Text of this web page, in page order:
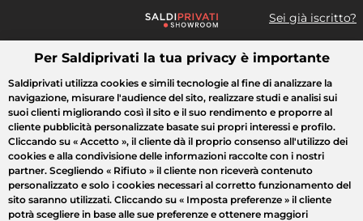
Sei già iscritto?
Cosa cerchi?
Tutte le vendite Moda Casa Bellezza Elettrodomestici
Per Saldiprivati la tua privacy è importante
Saldiprivati utilizza cookies e simili tecnologie al fine di analizzare la
navigazione, misurare l'audience del sito, realizzare studi e analisi sui
suoi clienti migliorando così il sito e il suo rendimento e proporre al
cliente pubblicità personalizzate basate sui propri interessi e profilo.
Cliccando su « Accetto », il cliente dà il proprio consenso all'utilizzo dei
cookies e alla condivisione delle informazioni raccolte con i nostri
partner. Scegliendo « Rifiuto » il cliente non riceverà contenuto
personalizzato e solo i cookies necessari al corretto funzionamento del
sito saranno utilizzati. Cliccando su « Imposta preferenze » il cliente
potrà scegliere in base alle sue preferenze e ottenere maggiori